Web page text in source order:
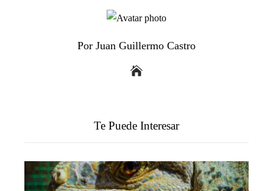
Por Juan Guillermo Castro
Te Puede Interesar